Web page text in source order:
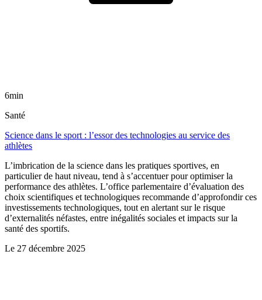
6min
Santé
Science dans le sport : l’essor des technologies au service des
athlètes
L’imbrication de la science dans les pratiques sportives, en
particulier de haut niveau, tend à s’accentuer pour optimiser la
performance des athlètes. L’office parlementaire d’évaluation des
choix scientifiques et technologiques recommande d’approfondir ces
investissements technologiques, tout en alertant sur le risque
d’externalités néfastes, entre inégalités sociales et impacts sur la
santé des sportifs.
Le 27 décembre 2025